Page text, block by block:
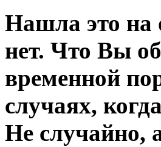
Нашла это на
нет. Что Вы
временной
случаях,
Не случайно,